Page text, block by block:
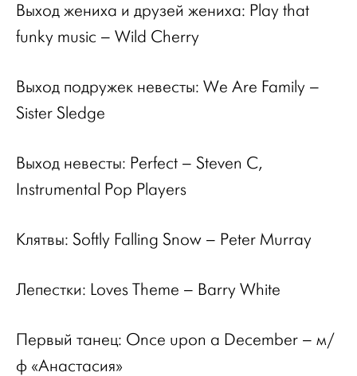
Выход жениха и друзей жениха: Play that
funky music – Wild Cherry
Выход подружек невесты: We Are Family –
Sister Sledge
Выход невесты: Perfect – Steven C,
Instrumental Pop Players
Клятвы: Softly Falling Snow – Peter Murray
Лепестки: Loves Theme – Barry White
Первый танец: Once upon a December – м/
ф «Анастасия»